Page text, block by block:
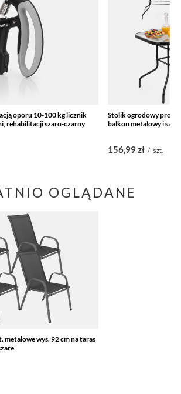
oporu 10-100 kg licznik
rehabilitacji szaro-czarny
Stolik ogrodowy
balkon metalowy i
156,99 zł / szt.
OGLĄDANE
metalowe wys. 92 cm na taras